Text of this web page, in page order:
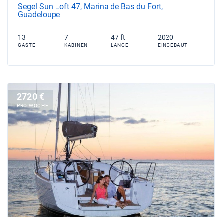
Segel Sun Loft 47, Marina de Bas du Fort,
Guadeloupe
13
GASTE
7
KABINEN
47 ft
LANGE
2020
EINGEBAUT
2720 €
PRO WOCHE